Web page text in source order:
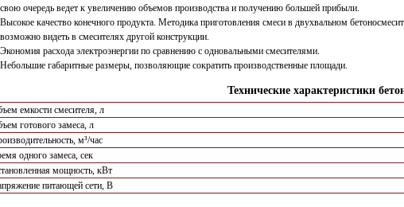
свою очередь ведет к увеличению объемов производства и получению большей прибыли.
Высокое качество конечного продукта. Методика приготовления смеси в двухвальном
возможно видеть в смесителях другой конструкции.
Экономия расхода электроэнергии по сравнению с одновальными смесителями.
Небольшие габаритные размеры, позволяющие сократить производственные площади.
Технические характеристики
емкости смесителя, л
готового замеса, л
м³/час
одного замеса, сек
мощность, кВт
питающей сети, В